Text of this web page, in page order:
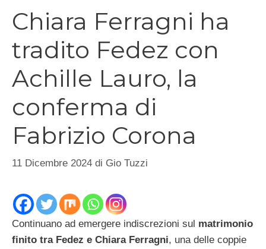
Chiara Ferragni ha
tradito Fedez con
Achille Lauro, la
conferma di
Fabrizio Corona
11 Dicembre 2024 di Gio Tuzzi
Continuano ad emergere indiscrezioni sul matrimonio
finito tra Fedez e Chiara Ferragni, una delle coppie